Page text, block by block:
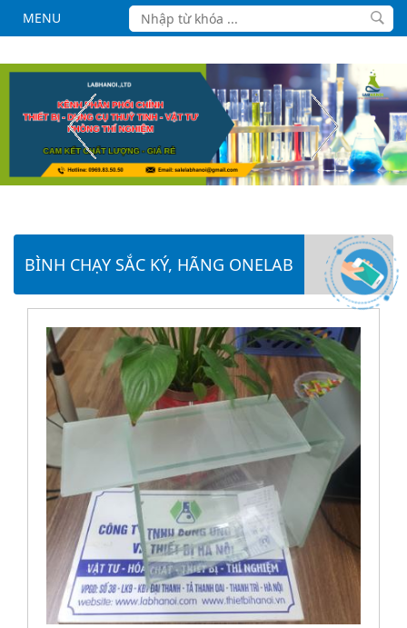
MENU
BÌNH CHẠY SẮC KÝ, HÃNG ONELAB